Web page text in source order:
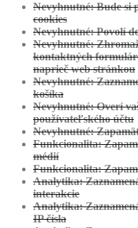
Nevyhnutné: Bude si
cookies
Nevyhnutné: Povolí
Nevyhnutné:
kontaktných
naprieč web stránkou
Nevyhnutné:
košíka
Nevyhnutné: Overí
používateľského účtu
Nevyhnutné:
Funkcionalita:
médií
Funkcionalita:
Analytika:
interakcie
Analytika:
IP čísla